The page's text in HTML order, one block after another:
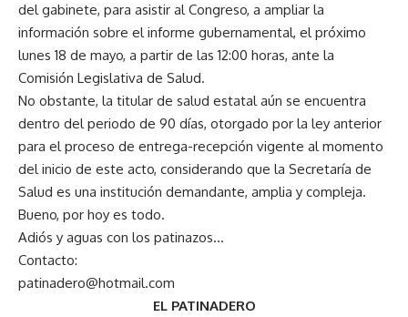
del gabinete, para asistir al Congreso, a ampliar la
información sobre el informe gubernamental, el próximo
lunes 18 de mayo, a partir de las 12:00 horas, ante la
Comisión Legislativa de Salud.
No obstante, la titular de salud estatal aún se encuentra
dentro del periodo de 90 días, otorgado por la ley anterior
para el proceso de entrega-recepción vigente al momento
del inicio de este acto, considerando que la Secretaría de
Salud es una institución demandante, amplia y compleja.
Bueno, por hoy es todo.
Adiós y aguas con los patinazos…
Contacto:
patinadero@hotmail.com
EL PATINADERO